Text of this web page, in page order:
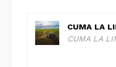
CUMA LA
CUMA LA